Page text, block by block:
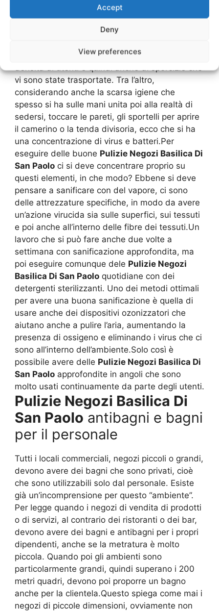
Accept
Deny
View preferences
Diventa necessario pulire in tutta la metratura
in elenco, che spesso si ha una maggiore
vi sono state trasportate. Tra l’altro,
considerando anche la scarsa igiene che
spesso si ha sulle mani unita poi alla realtà di
sedersi, toccare le pareti, gli sportelli per aprire
il camerino o la tenda divisoria, ecco che si ha
una concentrazione di virus e batteri.Per
eseguire delle buone Pulizie Negozi Basilica Di
San Paolo ci si deve concentrare proprio su
questi elementi, in che modo? Ebbene si deve
pensare a sanificare con del vapore, ci sono
delle attrezzature specifiche, in modo da avere
un’azione virucida sia sulle superfici, sui tessuti
e poi anche all’interno delle fibre dei tessuti.Un
lavoro che si può fare anche due volte a
settimana con sanificazione approfondita, ma
poi eseguire comunque dele Pulizie Negozi
Basilica Di San Paolo quotidiane con dei
detergenti sterilizzanti. Uno dei metodi ottimali
per avere una buona sanificazione è quella di
usare anche dei dispositivi ozonizzatori che
aiutano anche a pulire l’aria, aumentando la
presenza di ossigeno e eliminando i virus che ci
sono all’interno dell’ambiente.Solo così è
possibile avere delle Pulizie Negozi Basilica Di
San Paolo approfondite in angoli che sono
molto usati continuamente da parte degli utenti.
Pulizie Negozi Basilica Di
San Paolo antibagni e bagni
per il personale
Tutti i locali commerciali, negozi piccoli o grandi,
devono avere dei bagni che sono privati, cioè
che sono utilizzabili solo dal personale. Esiste
già un’incomprensione per questo “ambiente”.
Per legge quando i negozi di vendita di prodotti
o di servizi, al contrario dei ristoranti o dei bar,
devono avere dei bagni e antibagni per i propri
dipendenti, anche se la metratura è molto
piccola. Quando poi gli ambienti sono
particolarmente grandi, quindi superano i 200
metri quadri, devono poi proporre un bagno
anche per la clientela.Questo spiega come mai i
negozi di piccole dimensioni, ovviamente non